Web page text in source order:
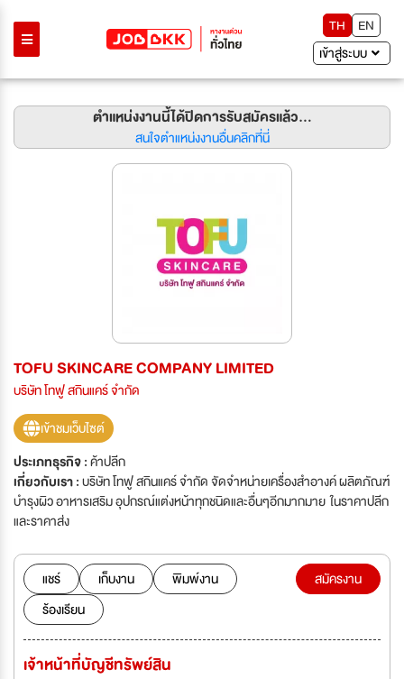
TH
EN
เข้าสู่ระบบ
ตำแหน่งงานนี้ได้ปิดการรับสมัครแล้ว...
สนใจตำแหน่งงานอื่นคลิกที่นี่
TOFU SKINCARE COMPANY LIMITED
บริษัท โทฟู สกินแคร์ จำกัด
เข้าชมเว็บไซต์
ประเภทธุรกิจ :ค้าปลีก
เกี่ยวกับเรา :บริษัท โทฟู สกินแคร์ จำกัด จัดจำหน่ายเครื่องสำอางค์ ผลิตภัณฑ์
บำรุงผิว อาหารเสริม อุปกรณ์แต่งหน้าทุกชนิดและอื่นๆอีกมากมาย ในราคาปลีก
และราคาส่ง
แชร์ เก็บงาน
พิมพ์งาน
ร้องเรียน
สมัครงาน
เจ้าหน้าที่บัญชีทรัพย์สิน